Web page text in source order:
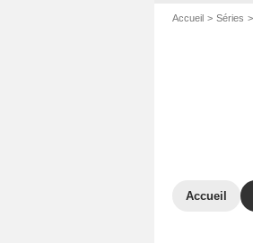
Accueil Séries
Accueil